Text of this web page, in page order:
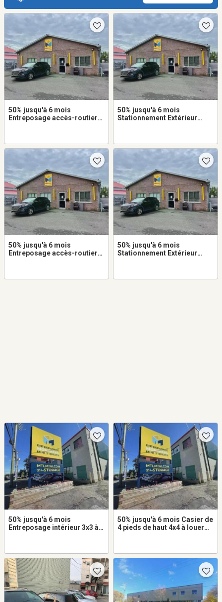
50% jusqu'à 6 mois
Entreposage accès-routier
50% jusqu'à 6 mois
Stationnement Extérieur
50% jusqu'à 6 mois
Entreposage accès-routier
50% jusqu'à 6 mois
Stationnement Extérieur
50% jusqu'à 6 mois
Entreposage intérieur 3x3 à
50% jusqu'à 6 mois Casier de
4 pieds de haut 4x4 à louer